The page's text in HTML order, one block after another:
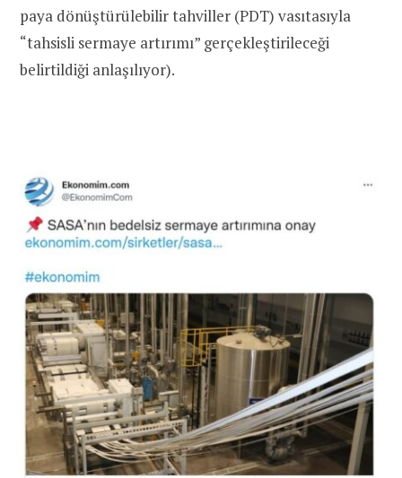
paya dönüştürülebilir tahviller (PDT) vasıtasıyla
“tahsisli sermaye artırımı” gerçekleştirileceği
belirtildiği anlaşılıyor).